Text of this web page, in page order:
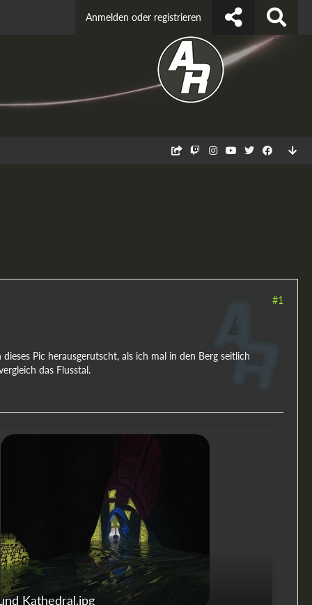
Anmelden oder registrieren
#1
Pic herausgerutscht, als ich mal in den Berg seitlich
das Flusstal.
Kathedral.jpg